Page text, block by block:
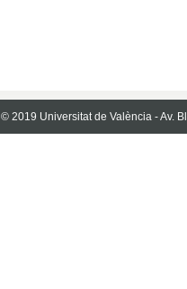
© 2019 Universitat de València - Av.